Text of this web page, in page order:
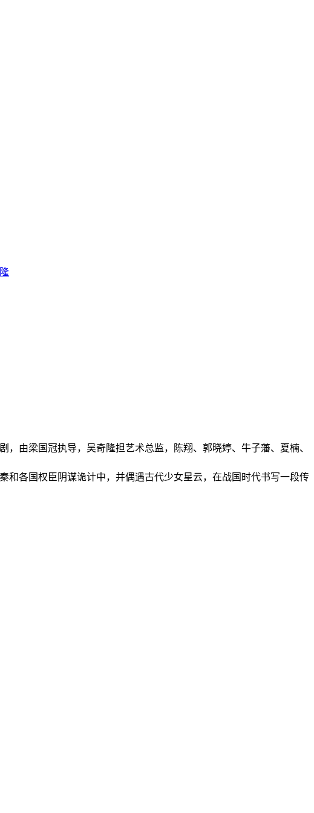
由梁国冠执导，吴奇隆担艺术总监，陈翔、郭晓婷、牛子藩、夏楠、
和各国权臣阴谋诡计中，并偶遇古代少女星云，在战国时代书写一段传